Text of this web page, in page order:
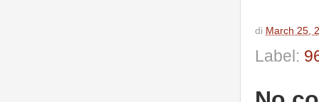
di March 25,
Label: